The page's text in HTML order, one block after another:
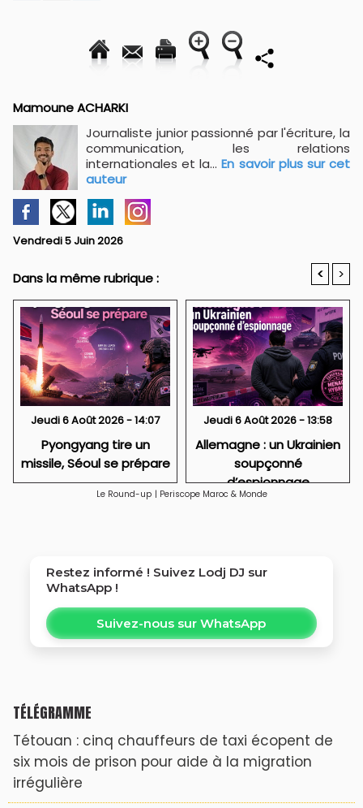
Mamoune ACHARKI
Journaliste junior passionné par l'écriture, la
communication, les relations
internationales et la...En savoir plus sur cet
auteur
Vendredi 5 Juin 2026
Dans la même rubrique : < >
Jeudi 6 Août 2026 - 14:07
Pyongyang tire un
missile, Séoul se prépare
Jeudi 6 Août 2026 - 13:58
Allemagne : un Ukrainien
soupçonné
d’espionnage
Le Round-up | Periscope Maroc & Monde
Restez informé ! Suivez Lodj DJ sur
WhatsApp !
Suivez-nous sur WhatsApp
TÉLÉGRAMME
Tétouan : cinq chauffeurs de taxi écopent de
six mois de prison pour aide à la migration
irrégulière